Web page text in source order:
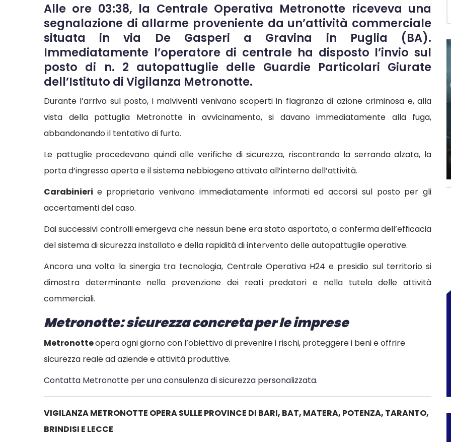
Alle ore 03:38, la Centrale Operativa Metronotte riceveva una
segnalazione di allarme proveniente da un’attività commerciale
situata in via De Gasperi a Gravina in Puglia (BA).
Immediatamente l’operatore di centrale ha disposto l’invio sul
posto di n. 2 autopattuglie delle Guardie Particolari Giurate
dell’Istituto di Vigilanza Metronotte.
Durante l’arrivo sul posto, i malviventi venivano scoperti in flagranza di azione criminosa e, alla
vista della pattuglia Metronotte in avvicinamento, si davano immediatamente alla fuga,
abbandonando il tentativo di furto.
Le pattuglie procedevano quindi alle verifiche di sicurezza, riscontrando la serranda alzata, la
porta d’ingresso aperta e il sistema nebbiogeno attivato all’interno dell’attività.
Carabinieri e proprietario venivano immediatamente informati ed accorsi sul posto per gli
accertamenti del caso.
Dai successivi controlli emergeva che nessun bene era stato asportato, a conferma dell’efficacia
del sistema di sicurezza installato e della rapidità di intervento delle autopattuglie operative.
Ancora una volta la sinergia tra tecnologia, Centrale Operativa H24 e presidio sul territorio si
dimostra determinante nella prevenzione dei reati predatori e nella tutela delle attività
commerciali.
Metronotte: sicurezza concreta per le imprese
Metronotteopera ogni giorno con l’obiettivo di prevenire i rischi, proteggere i beni e offrire
sicurezza reale ad aziende e attività produttive.
Contatta Metronotte per una consulenza di sicurezza personalizzata.
VIGILANZA METRONOTTE OPERA SULLE PROVINCE DI BARI, BAT, MATERA, POTENZA, TARANTO,
BRINDISI E LECCE